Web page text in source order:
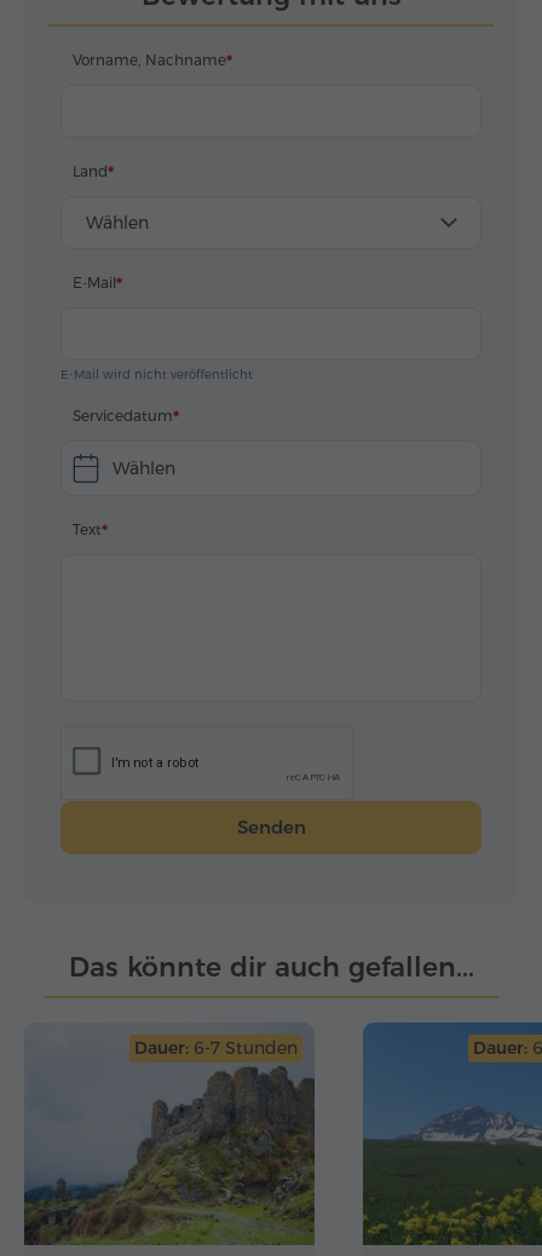
Vorname, Nachname
Land
Wählen
E-Mail
E-Mail wird nicht veröffentlicht
Servicedatum
Wählen
Text
Senden
Das könnte dir auch gefallen...
Dauer: 6-7 Stunden Dauer: